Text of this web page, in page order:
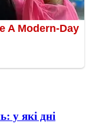
у які дні